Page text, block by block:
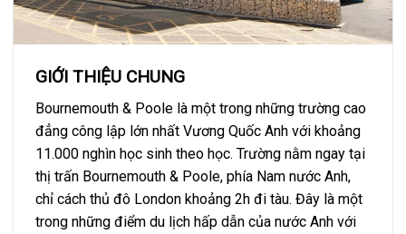
GIỚI THIỆU CHUNG
Bournemouth & Poole là một trong những trường cao
đẳng công lập lớn nhất Vương Quốc Anh với khoảng
11.000 nghìn học sinh theo học. Trường nằm ngay tại
thị trấn Bournemouth & Poole, phía Nam nước Anh,
chỉ cách thủ đô London khoảng 2h đi tàu. Đây là một
trong những điểm du lịch hấp dẫn của nước Anh với